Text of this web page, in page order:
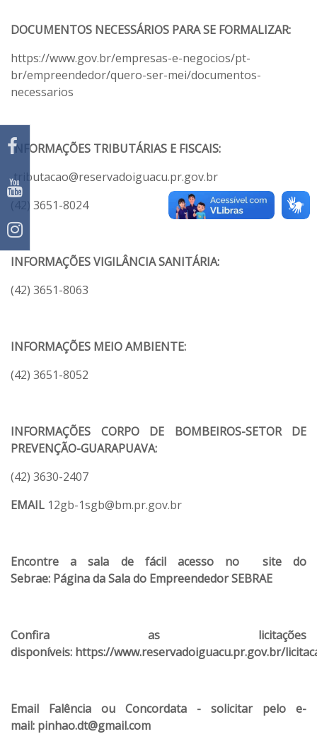
DOCUMENTOS NECESSÁRIOS PARA SE FORMALIZAR:
https://www.gov.br/empresas-e-negocios/pt-
br/empreendedor/quero-ser-mei/documentos-
necessarios
INFORMAÇÕES TRIBUTÁRIAS E FISCAIS:
tributacao@reservadoiguacu.pr.gov.br
(42) 3651-8024
INFORMAÇÕES VIGILÂNCIA SANITÁRIA:
(42) 3651-8063
INFORMAÇÕES MEIO AMBIENTE:
(42) 3651-8052
INFORMAÇÕES CORPO DE BOMBEIROS-SETOR DE
PREVENÇÃO-GUARAPUAVA:
(42) 3630-2407
EMAIL 12gb-1sgb@bm.pr.gov.br
Encontre a sala de fácil acesso no site do
Sebrae: Página da Sala do Empreendedor SEBRAE
Confira as licitações
disponíveis: https://www.reservadoiguacu.pr.gov.br/
Email Falência ou Concordata - solicitar pelo e-
mail: pinhao.dt@gmail.com